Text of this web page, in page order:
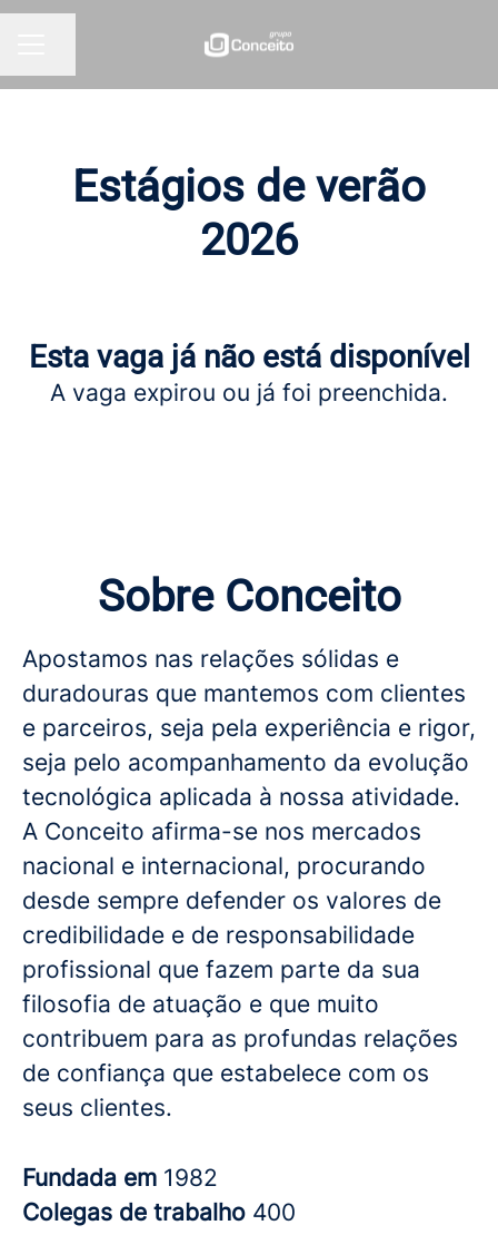
Estágios de verão
2026
Esta vaga já não está disponível
A vaga expirou ou já foi preenchida.
Sobre Conceito
Apostamos nas relações sólidas e
duradouras que mantemos com clientes
e parceiros, seja pela experiência e rigor,
seja pelo acompanhamento da evolução
tecnológica aplicada à nossa atividade.
A Conceito afirma-se nos mercados
nacional e internacional, procurando
desde sempre defender os valores de
credibilidade e de responsabilidade
profissional que fazem parte da sua
filosofia de atuação e que muito
contribuem para as profundas relações
de confiança que estabelece com os
seus clientes.
Fundada em 1982
Colegas de trabalho 400